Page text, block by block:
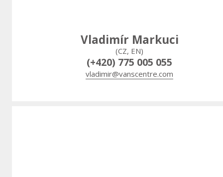
Vladimír Markuci
(CZ, EN)
(+420) 775 005 055
vladimir@vanscentre.com